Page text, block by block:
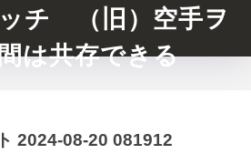
チ （旧）空手ヲ
は共存できる
2024-08-20 081912